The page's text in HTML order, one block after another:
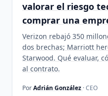
valorar el riesgo
comprar una
Verizon rebajó 350
dos brechas; Marriott
Starwood. Qué evaluar,
al contrato.
PorAdrián González · CEO